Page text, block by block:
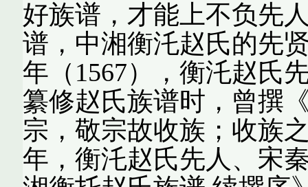
好族谱，才能上不负先
谱，中湘衡汑赵氏的先
年（1567），衡汑赵氏
纂修赵氏族谱时，曾撰
宗，敬宗故收族；收族
年，衡汑赵氏先人、宋